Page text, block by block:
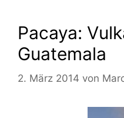
Pacaya:
Guatemala
2. März 2014 von